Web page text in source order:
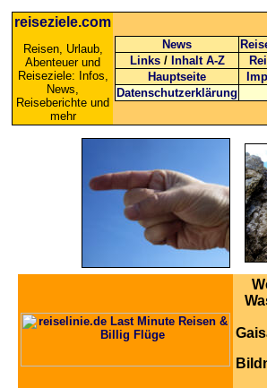
reiseziele.com
Reisen, Urlaub,
Abenteuer und
Reiseziele: Infos,
News,
Reiseberichte und
mehr
News
Links / Inhalt A-Z
Hauptseite
Datenschutzerklärung